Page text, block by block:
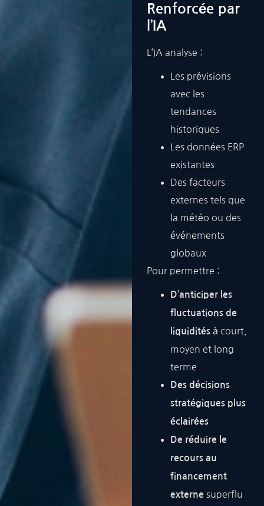
Renforcée par
l’IA
L’IA analyse :
Les prévisions
avec les
tendances
historiques
Les données ERP
existantes
Des facteurs
externes tels que
la météo ou des
événements
globaux
Pour permettre :
D’anticiper les
fluctuations de
liquidités à court,
moyen et long
terme
Des décisions
stratégiques plus
éclairées
De réduire le
recours au
financement
externe superflu